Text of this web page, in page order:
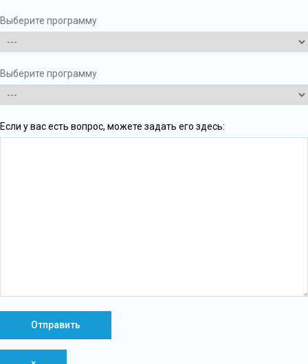
Выберите программу
Выберите программу
Если у вас есть вопрос, можете задать его здесь: